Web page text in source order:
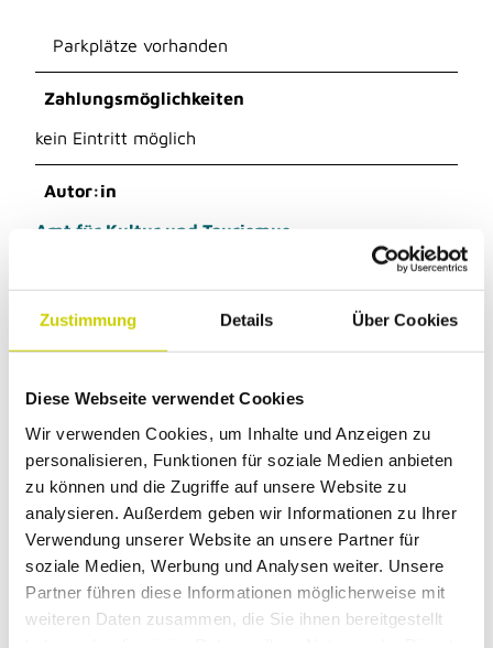
Zustimmung Details Über Cookies
Diese Webseite verwendet Cookies
Wir verwenden Cookies, um Inhalte und Anzeigen zu
personalisieren, Funktionen für soziale Medien anbieten
zu können und die Zugriffe auf unsere Website zu
analysieren. Außerdem geben wir Informationen zu Ihrer
Verwendung unserer Website an unsere Partner für
soziale Medien, Werbung und Analysen weiter. Unsere
Partner führen diese Informationen möglicherweise mit
weiteren Daten zusammen, die Sie ihnen bereitgestellt
Parkplätze vorhanden
Zahlungsmöglichkeiten
kein Eintritt möglich
Autor:in
Amt für Kultur und Tourismus
Unsere Empfehlung
Auf der Karte anschauen